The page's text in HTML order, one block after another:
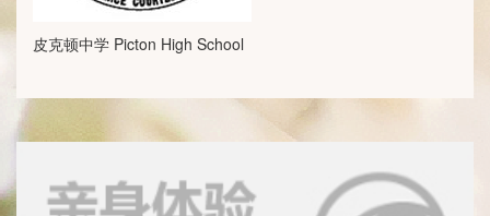
皮克顿中学 Picton High School